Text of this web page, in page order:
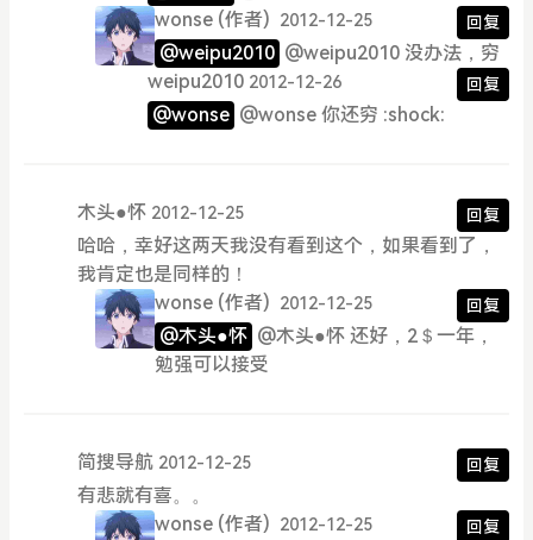
wonse (作者) 2012-12-25 回复
@weipu2010 @weipu2010 没办法，穷
weipu2010 2012-12-26 回复
@wonse @wonse 你还穷 :shock:
木头●怀 2012-12-25 回复
哈哈，幸好这两天我没有看到这个，如果看到了，
我肯定也是同样的！
wonse (作者) 2012-12-25 回复
@木头●怀 @木头●怀 还好，2＄一年，
勉强可以接受
简搜导航 2012-12-25 回复
有悲就有喜。。
wonse (作者) 2012-12-25 回复